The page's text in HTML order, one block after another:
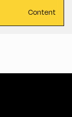
Content